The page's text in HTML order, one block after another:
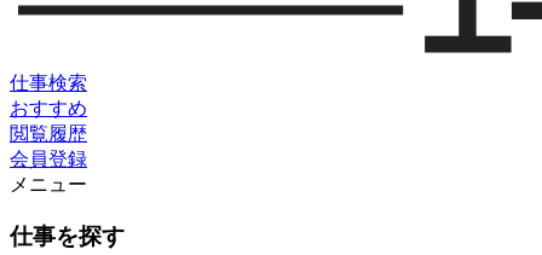
仕事検索
おすすめ
閲覧履歴
会員登録
メニュー
仕事を探す